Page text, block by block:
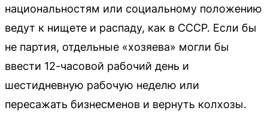
национальностям или социальному положению
ведут к нищете и распаду, как в СССР. Если бы
не партия, отдельные «хозяева» могли бы
ввести 12-часовой рабочий день и
шестидневную рабочую неделю или
пересажать бизнесменов и вернуть колхозы.